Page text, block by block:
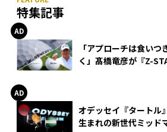
特集記事
「アプローチは食い
く」髙橋竜彦が『Z-
オデッセイ『タートル
生まれの新世代ミッド